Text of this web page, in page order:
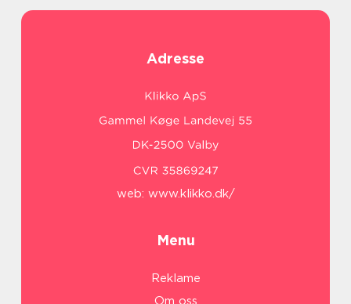
Adresse
web: www.klikko.dk/
Menu
Reklame
Om oss